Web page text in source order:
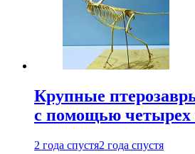
Крупные
с помощью четырех
2 года спустя2 года спустя